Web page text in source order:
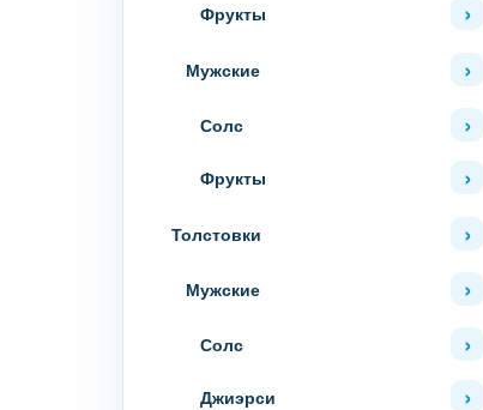
Фрукты
Мужские
Солс
Фрукты
Толстовки
Мужские
Солс
Джиэрси